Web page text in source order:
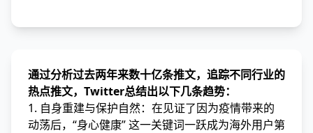
通过分析过去两年来数十亿条推文，追踪不同行业的
热点推文，Twitter总结出以下几条趋势：
1. 自身重建与保护自然：在见证了因为疫情带来的
动荡后，“身心健康” 这一关键词一跃成为海外用户第